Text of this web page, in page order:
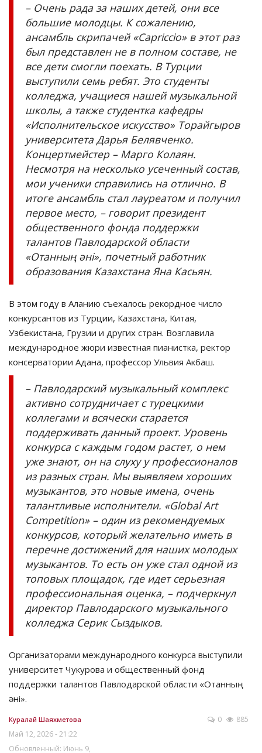
– Очень рада за наших детей, они все
большие молодцы. К сожалению,
ансамбль скрипачей «Capriccio» в этот раз
был представлен не в полном составе, не
все дети смогли поехать. В Турции
выступили семь ребят. Это студенты
колледжа, учащиеся нашей музыкальной
школы, а также студентка кафедры
«Исполнительское искусство» Торайгыров
университета Дарья Белявченко.
Концертмейстер – Марго Колаян.
Несмотря на несколько усеченный состав,
мои ученики справились на отлично. В
итоге ансамбль стал лауреатом и получил
первое место, – говорит президент
общественного фонда поддержки
талантов Павлодарской области
«Отанның әні», почетный работник
образования Казахстана Яна Касьян.
В этом году в Аланию съехалось рекордное число
конкурсантов из Турции, Казахстана, Китая,
Узбекистана, Грузии и других стран. Возглавила
международное жюри известная пианистка, ректор
консерватории Адана, профессор Ульвия Акбаш.
– Павлодарский музыкальный комплекс
активно сотрудничает с турецкими
коллегами и всячески старается
поддерживать данный проект. Уровень
конкурса с каждым годом растет, о нем
уже знают, он на слуху у профессионалов
из разных стран. Мы выявляем хороших
музыкантов, это новые имена, очень
талантливые исполнители. «Global Art
Competition» – один из рекомендуемых
конкурсов, который желательно иметь в
перечне достижений для наших молодых
музыкантов. То есть он уже стал одной из
топовых площадок, где идет серьезная
профессиональная оценка, – подчеркнул
директор Павлодарского музыкального
колледжа Серик Сыздыков.
Организаторами международного конкурса выступили
университет Чукурова и общественный фонд
поддержки талантов Павлодарской области «Отанның
әні».
Куралай Шаяхметова
Май 12, 2026 - 21:22
Обновленный: Июнь 9,
0 885